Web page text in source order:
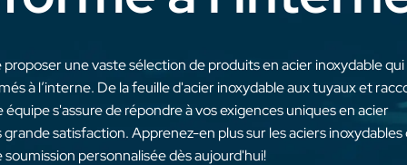
une vaste sélection de produits en acier inoxydable qui
à l’interne. De la feuille d'acier inoxydable aux tuyaux et
s'assure de répondre à vos exigences uniques en acier
grande satisfaction. Apprenez-en plus sur les aciers inoxydables
personnalisée dès aujourd'hui!